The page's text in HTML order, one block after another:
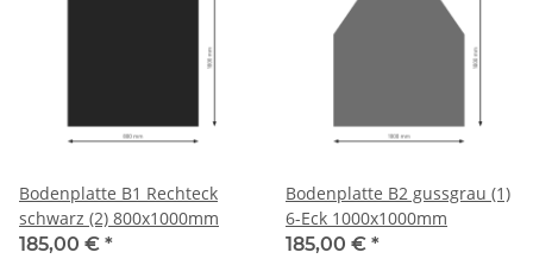
Bodenplatte B1 Rechteck
schwarz (2) 800x1000mm
185,00 € *
Bodenplatte B2 gussgrau (1)
6-Eck 1000x1000mm
185,00 € *